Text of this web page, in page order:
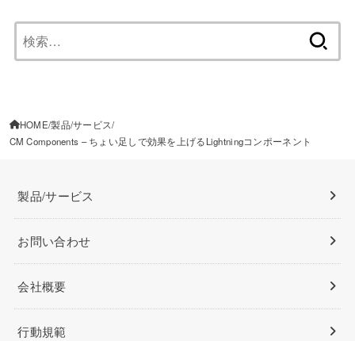
索:
HOME 製品/サービス
CM Components – ちょい足しで効果を上げるLightningコンポーネント
製品/サービス
お問い合わせ
会社概要
行動規範